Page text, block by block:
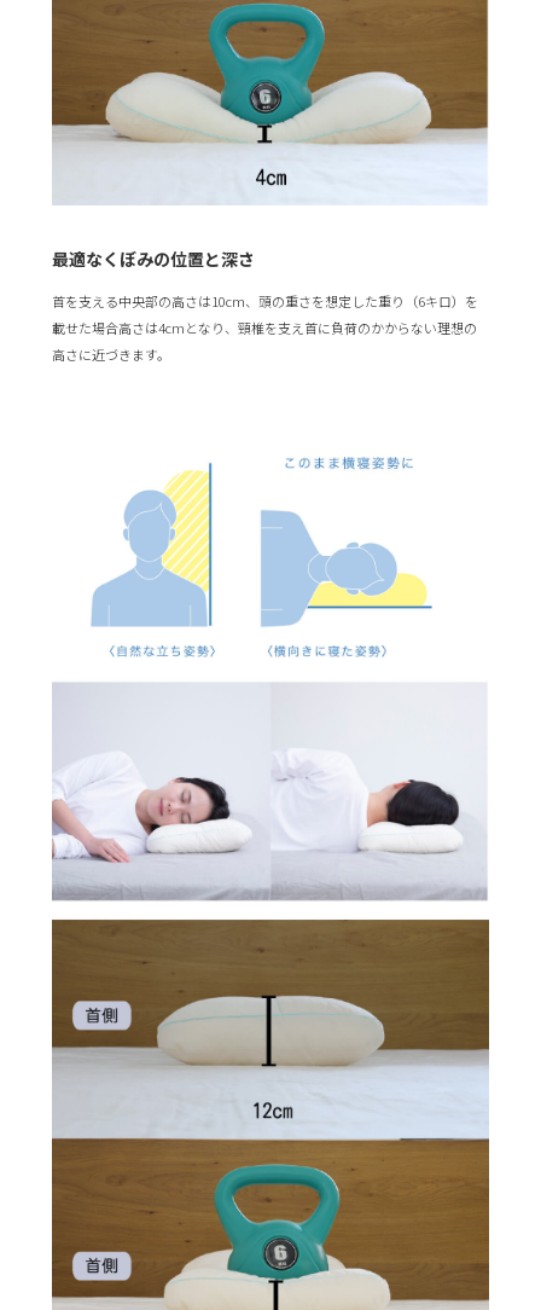
最適なくぼみの位置と深さ
首を支える中央部の高さは10cm、頭の重さを想定した重り（6キロ）を
載せた場合高さは4cmとなり、頸椎を支え首に負荷のかからない理想の
高さに近づきます。